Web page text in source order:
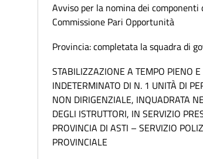
Avviso per la nomina dei componenti
Commissione Pari Opportunità
Provincia: completata la squadra di
STABILIZZAZIONE A TEMPO PIENO E
INDETERMINATO DI N. 1 UNITÀ DI
NON DIRIGENZIALE, INQUADRATA
DEGLI ISTRUTTORI, IN SERVIZIO
PROVINCIA DI ASTI – SERVIZIO
PROVINCIALE